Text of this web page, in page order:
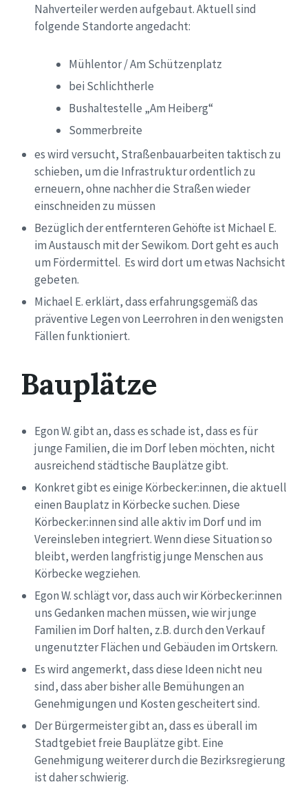
Nahverteiler werden aufgebaut. Aktuell sind
folgende Standorte angedacht:
Mühlentor / Am Schützenplatz
bei Schlichtherle
Bushaltestelle „Am Heiberg“
Sommerbreite
es wird versucht, Straßenbauarbeiten taktisch zu
schieben, um die Infrastruktur ordentlich zu
erneuern, ohne nachher die Straßenwieder
einschneiden zu müssen
Bezüglich der entfernteren Gehöfte ist Michael E.
im Austausch mit derSewikom. Dort geht es auch
um Fördermittel. Es wird dort um etwas Nachsicht
gebeten.
Michael E. erklärt, dass erfahrungsgemäßdas
präventive Legenvon Leerrohren in den wenigsten
Fällen funktioniert.
Bauplätze
Egon W. gibt an, dass es schade ist, dass es für
junge Familien, die im Dorf leben möchten, nicht
ausreichend städtische Bauplätze gibt.
Konkret gibt es einige Körbecker:innen, dieaktuell
einen Bauplatz in Körbecke suchen. Diese
Körbecker:innen sind alle aktiv im Dorf und im
Vereinsleben integriert.Wenn diese Situation so
bleibt, werden langfristig junge Menschen aus
Körbecke wegziehen.
Egon W. schlägt vor, dass auch wirKörbecker:innen
uns Gedanken machen müssen, wie wir junge
Familien im Dorf halten, z.B. durch den Verkauf
ungenutzter Flächen und Gebäuden im Ortskern.
Es wird angemerkt, dass diese Ideen nicht neu
sind, dass aber bisher alle Bemühungenan
Genehmigungen und Kosten gescheitert sind.
Der Bürgermeister gibt an, dass es überall im
Stadtgebiet freie Bauplätze gibt. Eine
Genehmigung weiterer durch die Bezirksregierung
ist daher schwierig.